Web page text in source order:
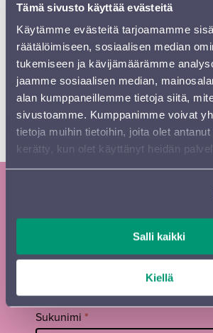
Tämä sivusto käyttää evästeitä
Käytämme evästeitä tarjoamamme
räätälöimiseen, sosiaalisen median
tukemiseen ja kävijämäärämme
jaamme sosiaalisen median,
alan kumppaneillemme tietoja siitä,
sivustoamme. Kumppanimme voivat
tietoja muihin tietoihin, joita olet
kerätty, kun olet käyttänyt heidän
Salli kaikki
Kiellä
Rumon Gamba, kapellimestari
Lauluyhtye Rajaton
OSTA LIPUT
LUE LISÄÄ
Tilaa Sinfonia Lahden
Tilaa
footer FI
Etunimi*
Sukunimi *